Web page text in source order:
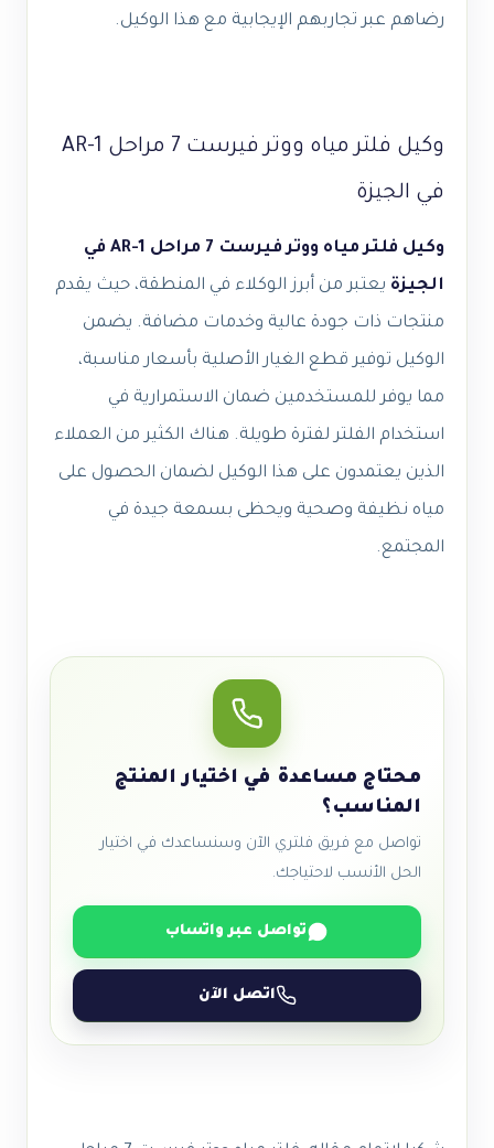
رضاهم عبر تجاربهم الإيجابية مع هذا الوكيل.
وكيل فلتر مياه ووتر فيرست 7 مراحل AR-1
في الجيزة
وكيل فلتر مياه ووتر فيرست 7 مراحل AR-1 في
الجيزة يعتبر من أبرز الوكلاء في المنطقة، حيث يقدم
منتجات ذات جودة عالية وخدمات مضافة. يضمن
الوكيل توفير قطع الغيار الأصلية بأسعار مناسبة،
مما يوفر للمستخدمين ضمان الاستمرارية في
استخدام الفلتر لفترة طويلة. هناك الكثير من العملاء
الذين يعتمدون على هذا الوكيل لضمان الحصول على
مياه نظيفة وصحية ويحظى بسمعة جيدة في
المجتمع.
محتاج مساعدة في اختيار المنتج
المناسب؟
تواصل مع فريق فلتري الآن وسنساعدك في اختيار
الحل الأنسب لاحتياجك.
تواصل عبر واتساب
اتصل الآن